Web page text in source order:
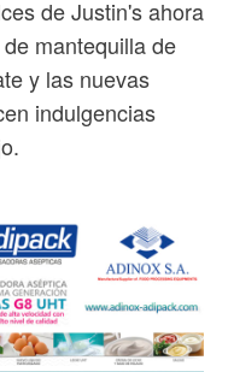
de Justin's ahora
mantequilla de
y las nuevas
indulgencias